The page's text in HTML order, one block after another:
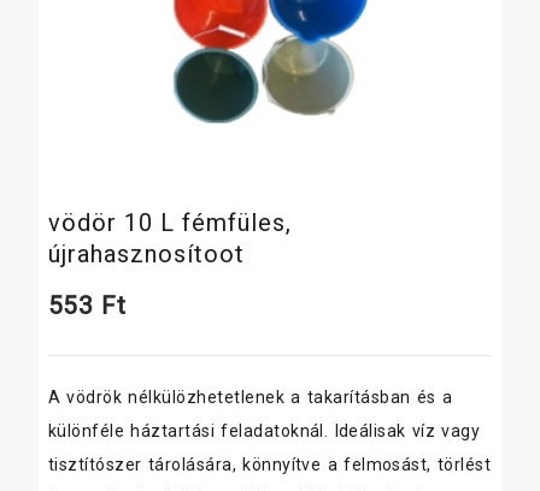
vödör 10 L fémfüles,
újrahasznosítoot
553 Ft
A vödrök nélkülözhetetlenek a takarításban és a
különféle háztartási feladatoknál. Ideálisak víz vagy
tisztítószer tárolására, könnyítve a felmosást, törlést